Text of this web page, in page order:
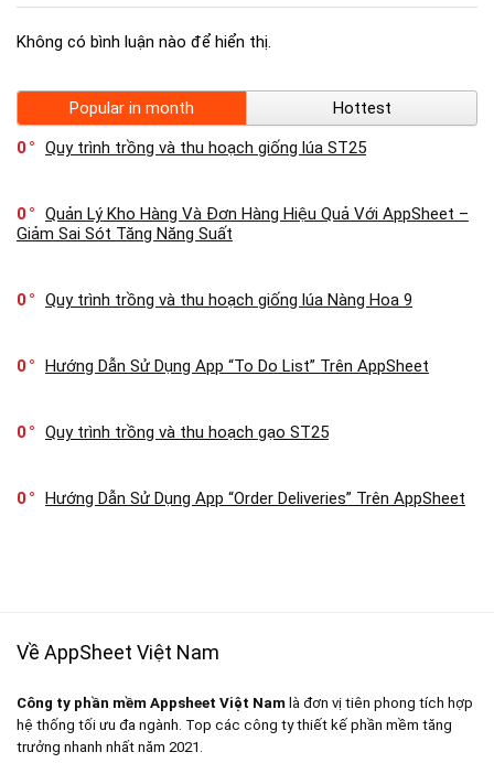
Không có bình luận nào để hiển thị.
Popular in month
Hottest
0
Quy trình trồng và thu hoạch giống lúa ST25
0
Quản Lý Kho Hàng Và Đơn Hàng Hiệu Quả Với AppSheet –
Giảm Sai Sót Tăng Năng Suất
0 Quy trình trồng và thu hoạch giống lúa Nàng Hoa 9
0 Hướng Dẫn Sử Dụng App “To Do List” Trên AppSheet
0 Quy trình trồng và thu hoạch gạo ST25
0 Hướng Dẫn Sử Dụng App “Order Deliveries” Trên AppSheet
Về AppSheet Việt Nam
Công ty phần mềm Appsheet Việt Nam là đơn vị tiên phong tích hợp
hệ thống tối ưu đa ngành. Top các công ty thiết kế phần mềm tăng
trưởng nhanh nhất năm 2021.